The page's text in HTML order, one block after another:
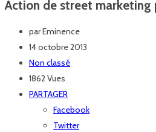
Action de street marketing
parEminence
14 octobre 2013
Non classé
1862 Vues
PARTAGER
Facebook
Twitter